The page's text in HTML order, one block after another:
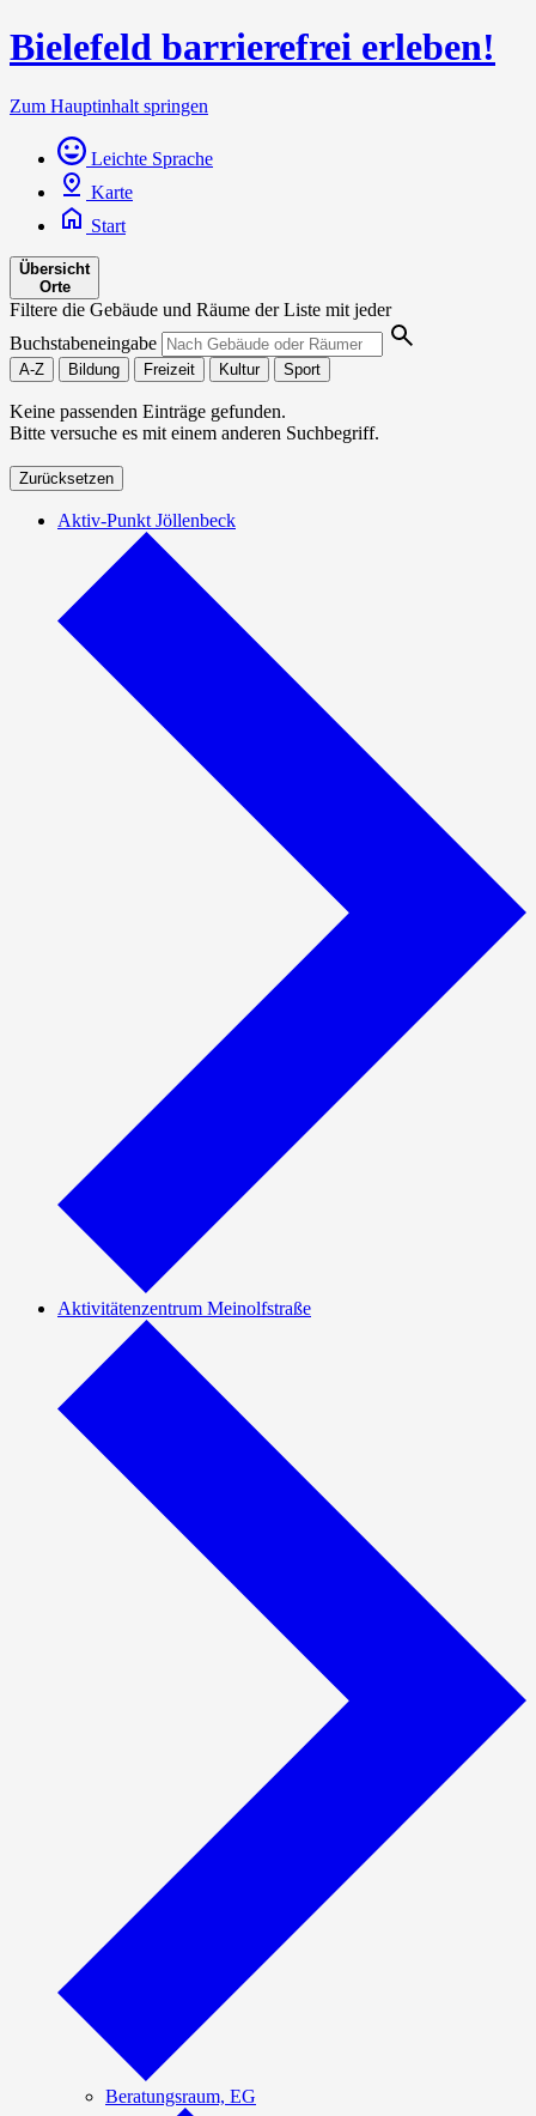
Bielefeld barrierefrei erleben!
Zum Hauptinhalt springen
Leichte Sprache
Karte
Start
Übersicht
Orte
Filtere die Gebäude und Räume der Liste mit jeder
Buchstabeneingabe
A-Z Bildung Freizeit Kultur Sport
Keine passenden Einträge gefunden.
Bitte versuche es mit einem anderen Suchbegriff.
Zurücksetzen
Aktiv-Punkt Jöllenbeck
Aktivitätenzentrum Meinolfstraße
Beratungsraum, EG